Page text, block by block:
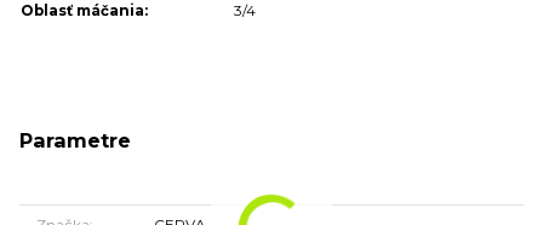
Oblasť máčania:
3/4
Parametre